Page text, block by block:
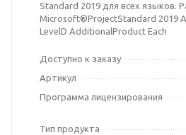
Standard 2019 для всех языков.
Microsoft®ProjectStandard 2019
LevelD AdditionalProduct Each
Доступно к заказу
Артикул
Программа лицензирования
Тип продукта